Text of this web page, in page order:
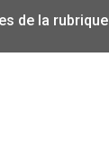
de la rubrique